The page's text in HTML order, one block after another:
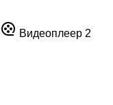
Видеоплеер 2